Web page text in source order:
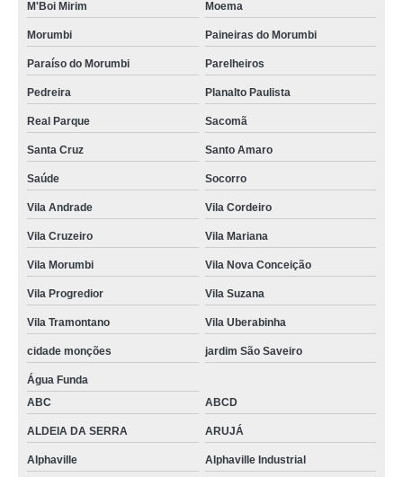
M'Boi Mirim Moema
Morumbi Paineiras do Morumbi
Paraíso do Morumbi Parelheiros
Pedreira Planalto Paulista
Real Parque Sacomã
Santa Cruz Santo Amaro
Saúde Socorro
Vila Andrade Vila Cordeiro
Vila Cruzeiro Vila Mariana
Vila Morumbi Vila Nova Conceição
Vila Progredior Vila Suzana
Vila Tramontano Vila Uberabinha
cidade monções jardim São Saveiro
Água Funda
ABC
ABCD
ALDEIA DA SERRA ARUJÁ
Alphaville Alphaville Industrial